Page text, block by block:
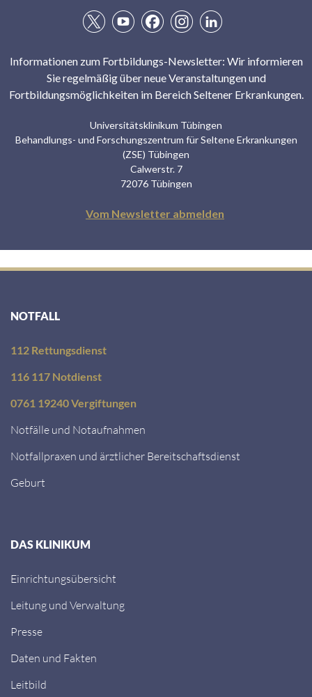
NOTFALL
112 Rettungsdienst
116 117 Notdienst
0761 19240 Vergiftungen
Notfälle und Notaufnahmen
Notfallpraxen und ärztlicher Bereitschaftsdienst
Geburt
DAS KLINIKUM
Einrichtungsübersicht
Leitung und Verwaltung
Presse
Daten und Fakten
Leitbild